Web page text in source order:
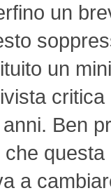
un
un
critica
Ben
a